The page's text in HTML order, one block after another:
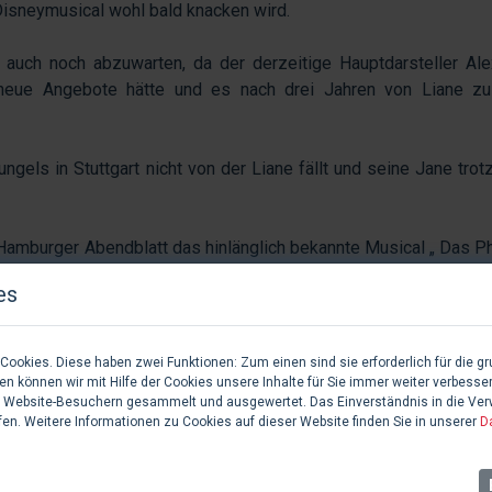
wohl bald knacken wird.
noch abzuwarten, da der derzeitige Hauptdarsteller
Angebote hätte und es nach drei Jahren von Liane
in Stuttgart nicht von der Liane fällt und seine Jane
Abendblatt das hinlänglich bekannte Musical „ Das
in der „Neuen Flora“ zu sehen war. Tatsächlich war Andrew
„Neue Flora“, das wahrscheinlich im Herbst 2013
Diese haben zwei Funktionen: Zum einen sind sie erforderlich für die
können wir mit Hilfe der Cookies unsere Inhalte für Sie immer weiter
Besuchern gesammelt und ausgewertet. Das Einverständnis in die
Weitere Informationen zu Cookies auf dieser Website finden Sie in unserer